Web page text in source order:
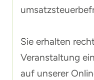
Sie erhalten
Veranstaltung
auf unserer